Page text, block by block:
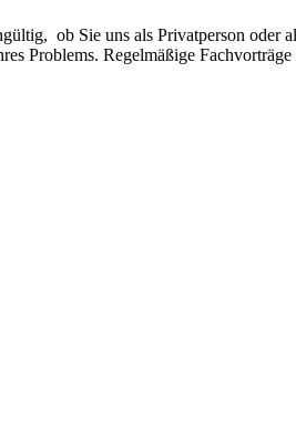
ob Sie uns als Privatperson oder
Problems. Regelmäßige